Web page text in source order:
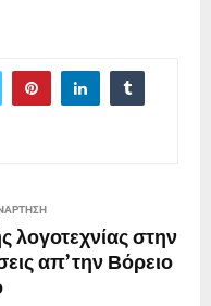
λογοτεχνίας στην
απ’ την Βόρειο